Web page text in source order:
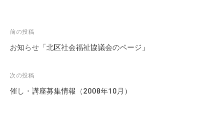
投
稿
ビ
ゲ
前の投稿
お知らせ「北区社会福祉協議会のページ」
次の投稿
催し・講座募集情報（2008年10月）